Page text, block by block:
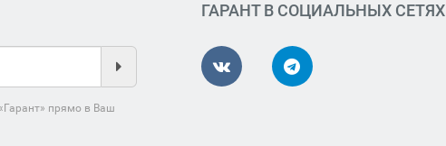
прямо в Ваш
ГАРАНТ В СОЦИАЛЬНЫХ СЕТЯХ